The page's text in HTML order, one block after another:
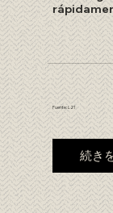
Fuente: L21
続き